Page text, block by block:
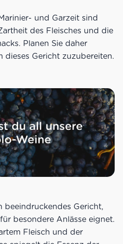
und Garzeit sind
des Fleisches und die
Planen Sie daher
dieses Gericht zuzubereiten.
beeindruckendes Gericht,
besondere Anlässe eignet.
Fleisch und der